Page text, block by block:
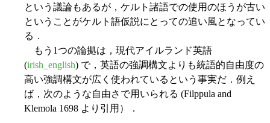
という議論もあるが，ケルト諸語での使用のほうが古い
ということがケルト語仮説にとっての追い風となってい
る．
もう1つの論拠は，現代アイルランド英語
(irish_english) で，英語の強調構文よりも統語的自由度の
高い強調構文が広く使われているという事実だ．例え
ば，次のような自由さで用いられる (Filppula and
Klemola 1698 より引用）．